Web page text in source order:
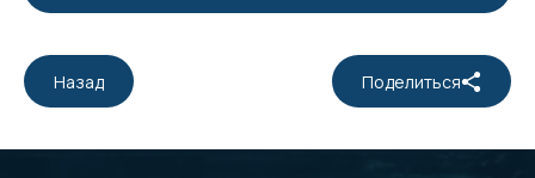
Назад Поделиться